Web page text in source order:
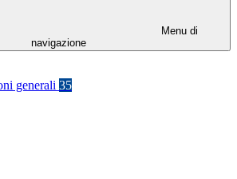
Menu di
navigazione
generali 35